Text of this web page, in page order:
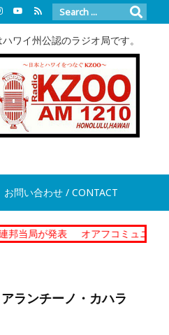
ワイ州公認のラジオ局です。
お問い合わせ / CONTACT
オアフコミュニティーコレクシ
ランチーノ・カハラ